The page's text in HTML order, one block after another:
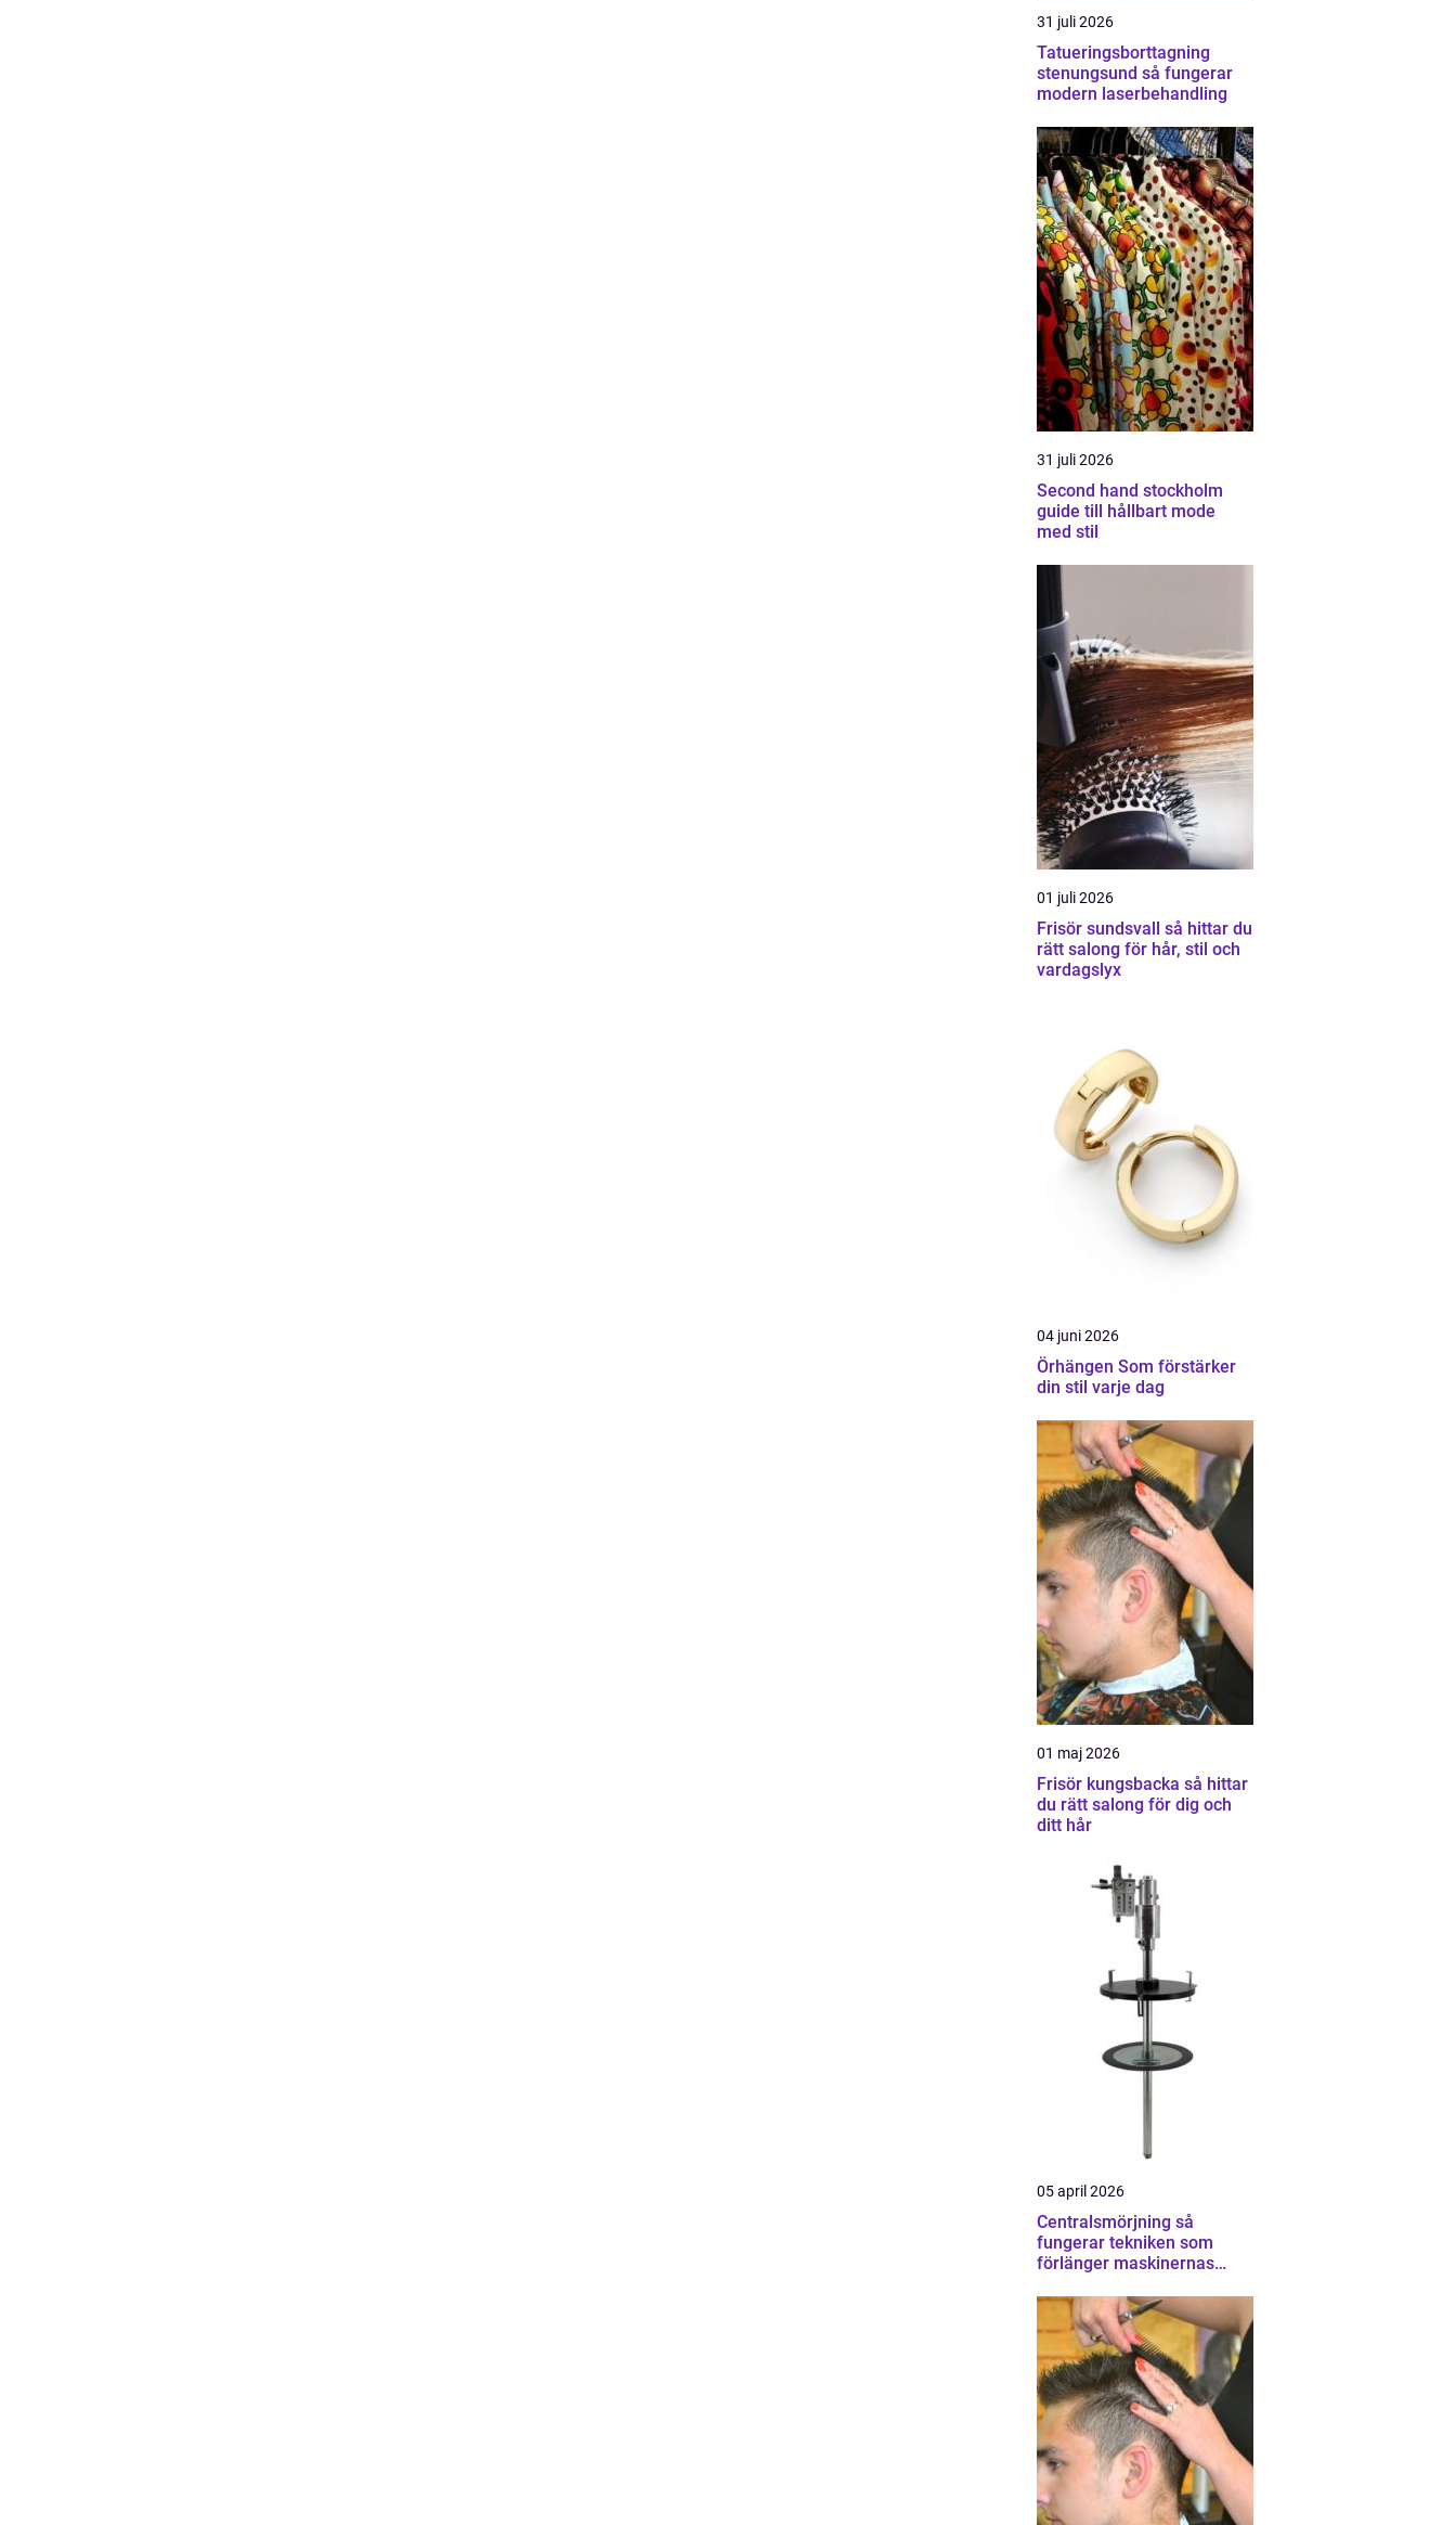
31 juli 2026
Tatueringsborttagning
stenungsund så fungerar
modern laserbehandling
31 juli 2026
Second hand stockholm
guide till hållbart mode
med stil
01 juli 2026
Frisör sundsvall så hittar du
rätt salong för hår, stil och
vardagslyx
04 juni 2026
Örhängen Som förstärker
din stil varje dag
01 maj 2026
Frisör kungsbacka så hittar
du rätt salong för dig och
ditt hår
05 april 2026
Centralsmörjning så
fungerar tekniken som
förlänger maskinernas